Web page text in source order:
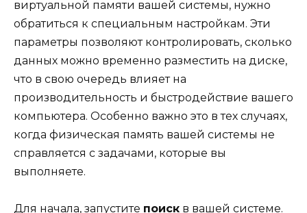
виртуальной памяти вашей системы, нужно
обратиться к специальным настройкам. Эти
параметры позволяют контролировать, сколько
данных можно временно разместить на диске,
что в свою очередь влияет на
производительность и быстродействие вашего
компьютера. Особенно важно это в тех случаях,
когда физическая память вашей системы не
справляется с задачами, которые вы
выполняете.
Для начала, запустите поиск в вашей системе.